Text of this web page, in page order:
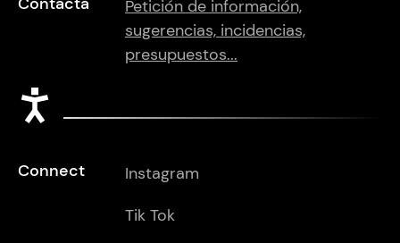
Petición de información,
sugerencias, incidencias,
presupuestos...
Connect
Instagram
Tik Tok